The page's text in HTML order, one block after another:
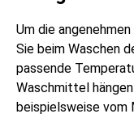
Um die
Sie beim Waschen
passende
Waschmittel
beispielsweise vom